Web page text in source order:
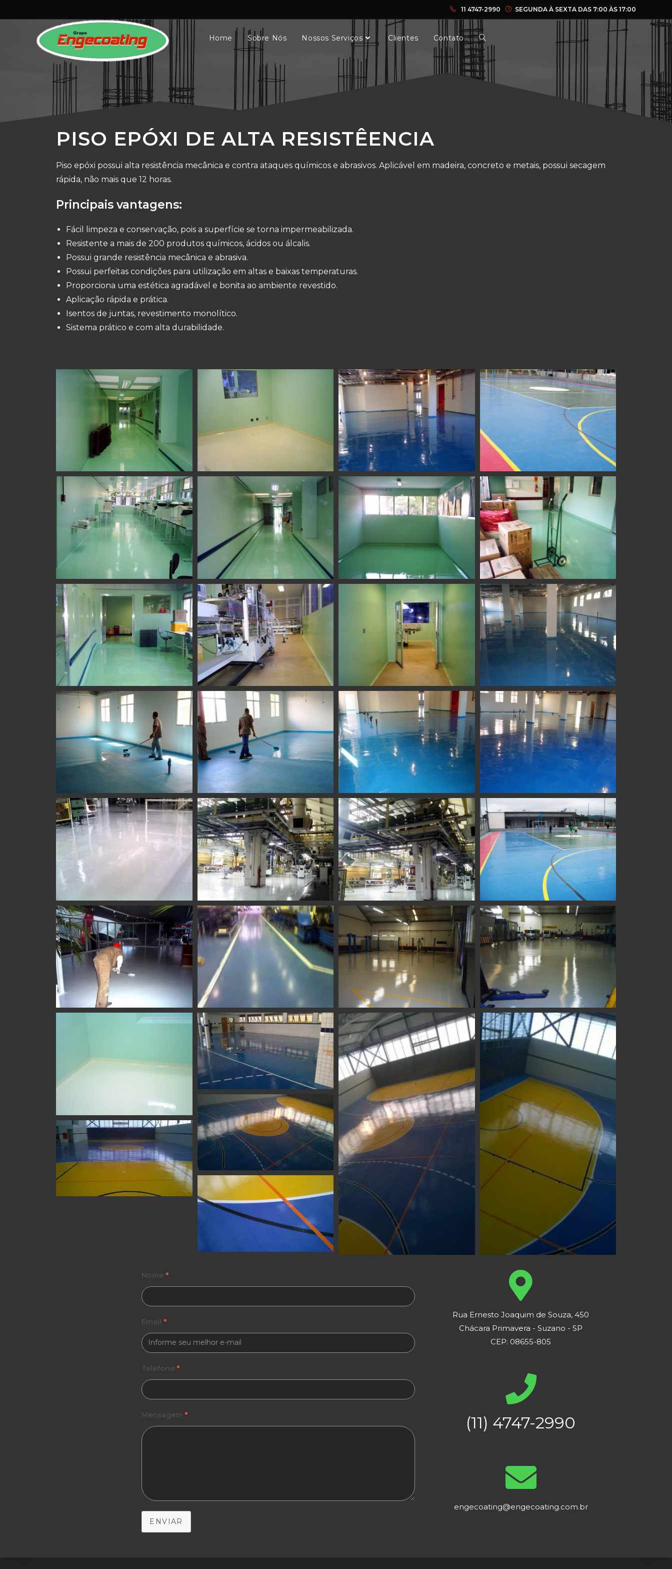
11 4747-2990 SEGUNDA À SEXTA DAS 7:00 ÀS 17:00
Home Sobre Nós Nossos Serviços Clientes Contato
PISO EPÓXI DE ALTA RESISTÊENCIA
Piso epóxi possui alta resistência mecânica e contra ataques químicos e abrasivos. Aplicável em madeira, concreto e metais, possui secagem
rápida, não mais que 12 horas.
Principais vantagens:
Fácil limpeza e conservação, pois a superfície se torna impermeabilizada.
Resistente a mais de 200 produtos químicos, ácidos ou álcalis.
Possui grande resistência mecânica e abrasiva.
Possui perfeitas condições para utilização em altas e baixas temperaturas.
Proporciona uma estética agradável e bonita ao ambiente revestido.
Aplicação rápida e prática.
Isentos de juntas, revestimento monolítico.
Sistema prático e com alta durabilidade.
Nome *
Email *
Telefone *
Mensagem *
ENVIAR
Rua Ernesto Joaquim de Souza, 450
Chácara Primavera - Suzano - SP
CEP: 08655-805
(11) 4747-2990
engecoating@engecoating.com.br